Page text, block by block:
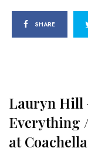
SHARE
Lauryn Hill
Everything
at